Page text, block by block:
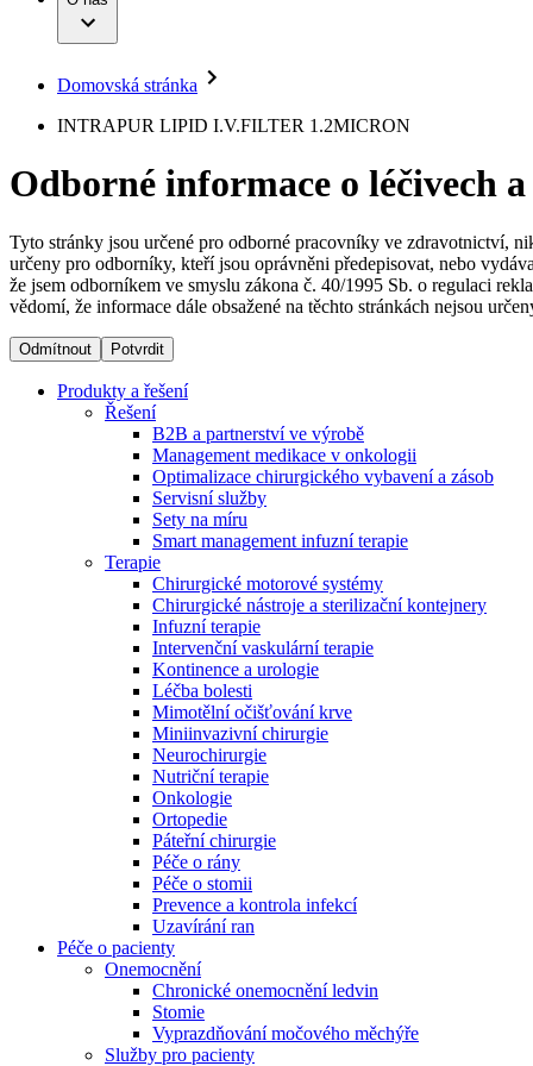
Léčba bolesti
Mimotělní očišťování krve
Neurochirurgie
Onkologie
Ortopedie
Péče o rány
Péče o stomii
Prevence a kontrola infekcí
Uzavírání ran
Terapie
Onemocnění
B. Braun Avitum
Vaše příležitost​
Nabídky pracovních míst
Objevte své kariérní příležitosti ​v B. Braun. Vyhledejte náš trh
Média
Tiskové zprávy
Kontakt
Registrace k odběru newsletteru
Společnost
Odpovědnost
Domovská stránka
INTRAPUR LIPID I.V.FILTER 1.2MICRON
Odborné informace o léčivech
Tyto stránky jsou určené pro odborné pracovníky ve zdravotnictví,
určeny pro odborníky, kteří jsou oprávněni předepisovat, nebo
že jsem odborníkem ve smyslu zákona č. 40/1995 Sb. o regulaci
vědomí, že informace dále obsažené na těchto stránkách nejsou
Odmítnout Potvrdit
Produkty a řešení
Řešení
B2B a partnerství ve výrobě
Management medikace v onkologii
Optimalizace chirurgického vybavení a zásob
Servisní služby
Sety na míru
Smart management infuzní terapie​
Terapie
Chirurgické motorové systémy
Chirurgické nástroje a sterilizační kontejnery
Infuzní terapie
Intervenční vaskulární terapie
Kontinence a urologie
Léčba bolesti
Mimotělní očišťování krve
Miniinvazivní chirurgie
Neurochirurgie
Nutriční terapie
Onkologie
Ortopedie
Páteřní chirurgie
Péče o rány
Péče o stomii
Prevence a kontrola infekcí
Uzavírání ran
Péče o pacienty
Onemocnění
Chronické onemocnění ledvin
Stomie
Vyprazdňování močového měchýře
Služby pro pacienty